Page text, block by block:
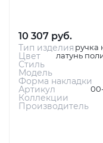
10 307 руб.
Тип изделия ручка
Цвет латунь
Стиль
Модель
Форма накладки
Артикул
Коллекции
Производитель